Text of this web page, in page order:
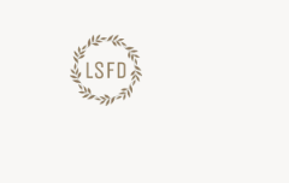
konten